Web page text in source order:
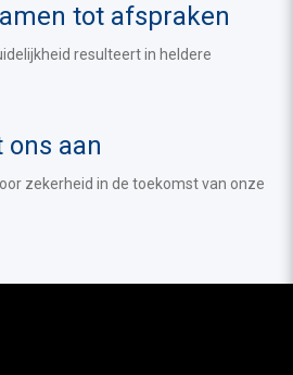
tot afspraken
resulteert in heldere
ons aan
zekerheid in de toekomst van onze